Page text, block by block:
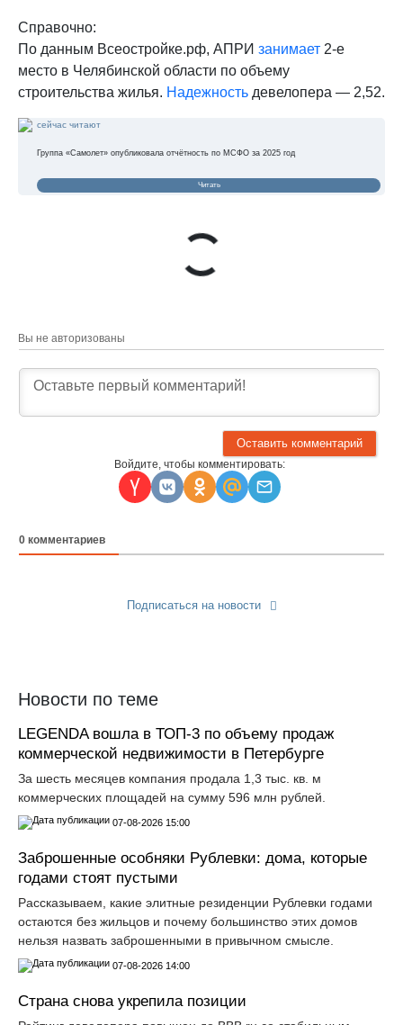
Справочно:
По данным Всeостройке.pф, АПРИ занимает 2-е
место в Челябинской области по объему
строительства жилья. Надежность девелопера — 2,52.
сейчас читают
Группа «Самолет» опубликовала отчётность по МСФО за 2025 год
Читать
Вы не авторизованы
Войдите, чтобы комментировать:
0 комментариев
Подписаться на новости
Новости по теме
LEGENDA вошла в ТОП-3 по объему продаж
коммерческой недвижимости в Петербурге
За шесть месяцев компания продала 1,3 тыс. кв. м
коммерческих площадей на сумму 596 млн рублей.
07-08-2026 15:00
Заброшенные особняки Рублевки: дома, которые
годами стоят пустыми
Рассказываем, какие элитные резиденции Рублевки годами
остаются без жильцов и почему большинство этих домов
нельзя назвать заброшенными в привычном смысле.
07-08-2026 14:00
Страна снова укрепила позиции